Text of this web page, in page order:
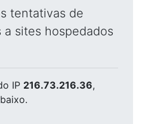
tentativas de
a sites hospedados
IP 216.73.216.36,